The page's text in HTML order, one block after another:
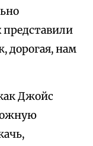
представили
дорогая, нам
Джойс